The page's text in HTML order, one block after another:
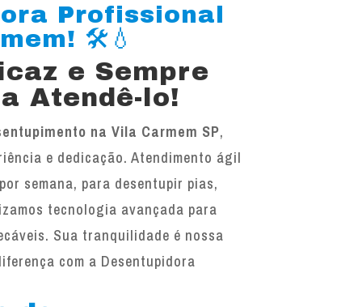
Profissional
🛠️💧
e Sempre
Atendê-lo!
na Vila Carmem SP,
e dedicação. Atendimento ágil
semana, para desentupir pias,
tecnologia avançada para
Sua tranquilidade é nossa
com a Desentupidora